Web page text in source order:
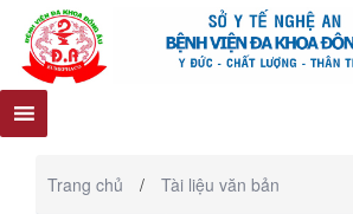
Trang chủ / Tài liệu văn bản